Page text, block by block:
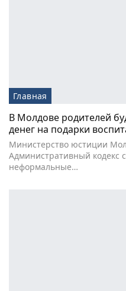
Главная
В Молдове родителей
денег на подарки
Министерство юстиции
Административный кодекс
неформальные…